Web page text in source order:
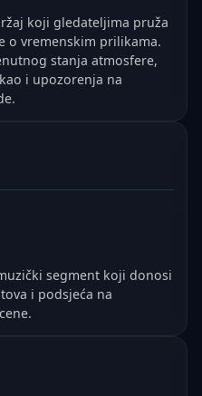
koji gledateljima pruža
o vremenskim prilikama.
stanja atmosfere,
i upozorenja na
segment koji donosi
i podsjeća na